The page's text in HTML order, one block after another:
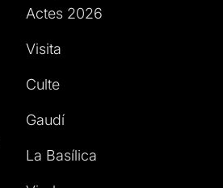
Actes 2026
Visita
Culte
Gaudí
La Basílica